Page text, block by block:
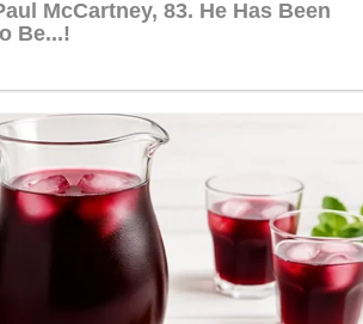
Geschmack dieser klassischen Spezialität.